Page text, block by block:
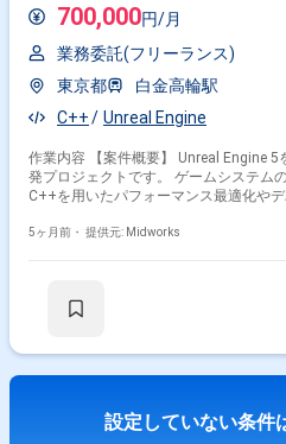
700,000円/月
業務委託(フリーランス)
東京都
白金高輪駅
C++
Unreal Engine
作業内容 【案件概要】 Unreal Engine 5を使用したコンシューマゲーム開
発プロジェクトです。 ゲームシステムの設計・構築を担当します。
C++を用いたパフォーマンス最適化やデバッグを
を用いたゲームシステムの設計・構築 ・C++によるパフォーマンス最適化
5ヶ月前・ 提供元: Midworks
設定していない条件